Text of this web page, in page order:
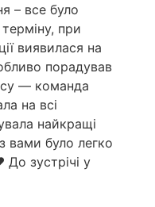
– все було
при
виявилася на
порадував
— команда
на всі
найкращі
вами було легко
зустрічі у